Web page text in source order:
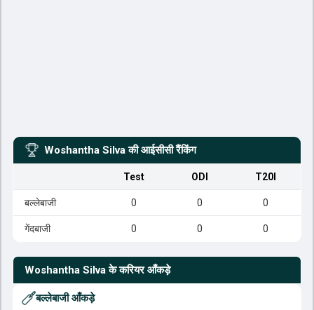
Woshantha Silva की आईसीसी रैंकिंग
Test ODI T20I
बल्लेबाजी 0 0 0
गेंदबाजी 0 0 0
Woshantha Silva के करियर आँकड़े
बल्लेबाजी आँकड़े